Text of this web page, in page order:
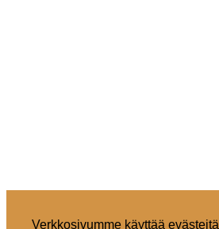
Verkkosivumme käyttää evästeitä